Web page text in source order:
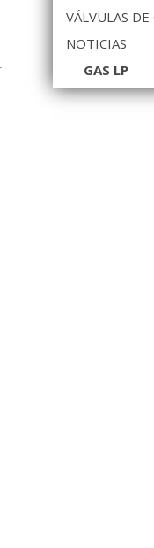
VÁLVULAS DE
NOTICIAS
GAS LP